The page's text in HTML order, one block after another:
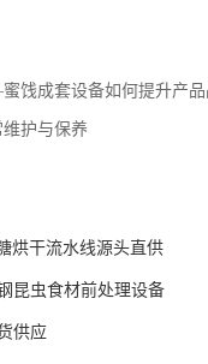
饯成套设备如何提升产品
护与保养
烘干流水线源头直供
昆虫食材前处理设备
供应